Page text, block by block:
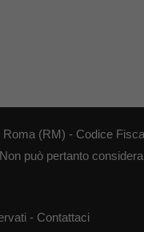
(RM) - Codice
può pertanto
- Contattaci